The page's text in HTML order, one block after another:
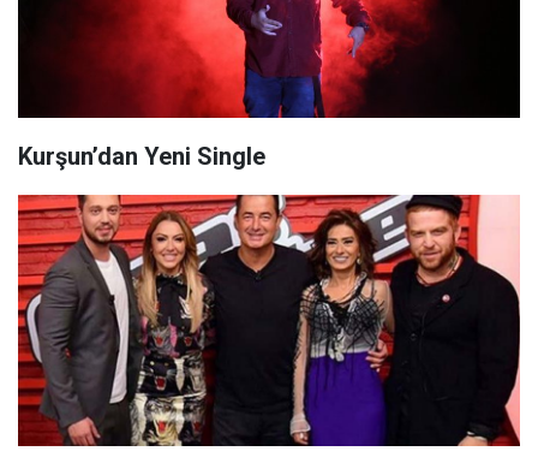
Kurşun’dan Yeni Single